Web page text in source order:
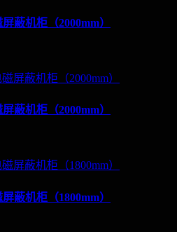
蔽机柜（2000mm）
蔽机柜（2000mm）
蔽机柜（1800mm）